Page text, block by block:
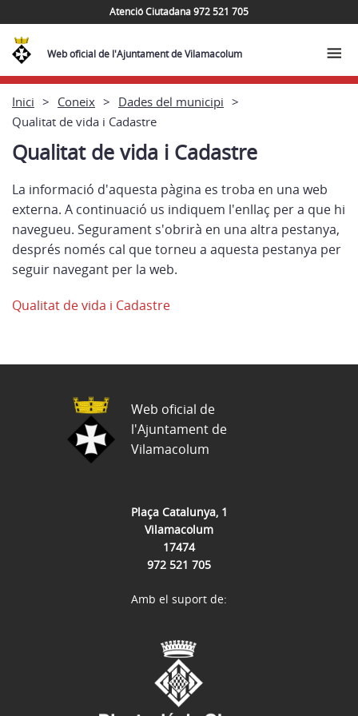
Atenció Ciutadana 972 521 705
Web oficial de l'Ajuntament de Vilamacolum
Inici Coneix
Dades del municipi
Qualitat de vida i Cadastre
Qualitat de vida i Cadastre
La informació d'aquesta pàgina es troba en una web
externa. A continuació us indiquem l'enllaç per a que hi
navegueu. Segurament s'obrirà en una altra pestanya,
després només cal que torneu a aquesta pestanya per
seguir navegant per la web.
Qualitat de vida i Cadastre
Plaça Catalunya, 1
Vilamacolum
17474
972 521 705
Web oficial de
l'Ajuntament de
Vilamacolum
Amb el suport de: